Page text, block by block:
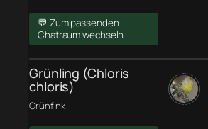
💬 Zum passenden
Chatraum wechseln
Grünling (Chloris
chloris)
Grünfink